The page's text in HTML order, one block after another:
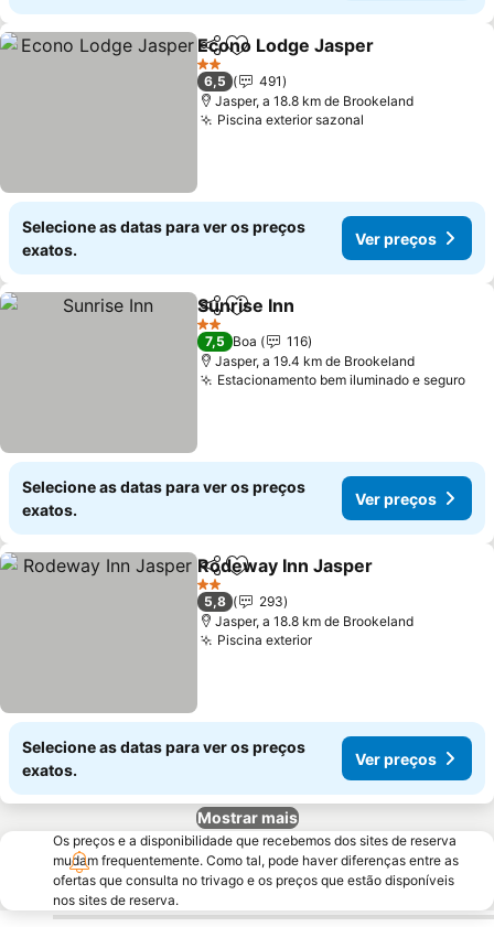
PartilharAdicionar aos favoritos
Econo Lodge Jasper
2 Estrelas
6,5
491
Jasper, a 18.8 km de Brookeland
Piscina exterior sazonal
Selecione as datas para ver os preços
exatos.
Ver preços
PartilharAdicionar aos favoritos
Sunrise Inn
2 Estrelas
7,5 Boa
116
Jasper, a 19.4 km de Brookeland
Estacionamento bem iluminado e seguro
Selecione as datas para ver os preços
exatos.
Ver preços
PartilharAdicionar aos favoritos
Rodeway Inn Jasper
2 Estrelas
5,8
293
Jasper, a 18.8 km de Brookeland
Piscina exteriorVer preços
Selecione as datas para ver os preços
exatos.
Ver preços
Mostrar mais
Os preços e a disponibilidade que recebemos dos sites de reserva
mudam frequentemente. Como tal, pode haver diferenças entre as
ofertas que consulta no trivago e os preços que estão disponíveis
nos sites de reserva.